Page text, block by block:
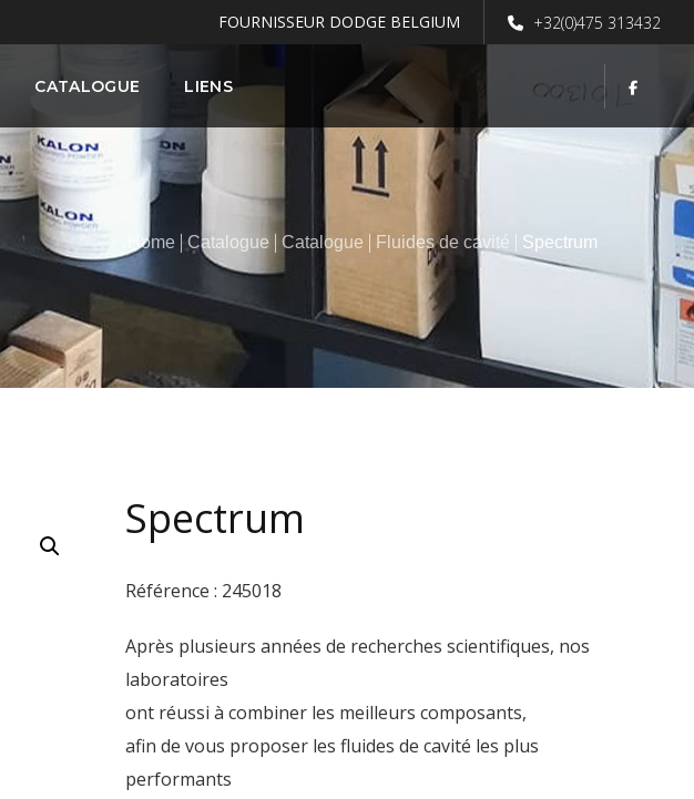
FOURNISSEUR DODGE BELGIUM +32(0)475 313432
CATALOGUE LIENS
Home Catalogue Catalogue Fluides de cavité Spectrum
Spectrum
Référence : 245018
Après plusieurs années de recherches scientifiques, nos
laboratoires
ont réussi à combiner les meilleurs composants,
afin de vous proposer les fluides de cavité les plus
performants